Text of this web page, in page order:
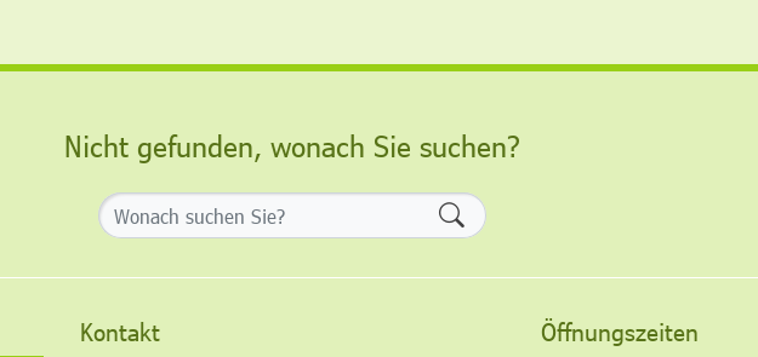
Nicht gefunden, wonach Sie suchen?
Formularschaltfläche
Kontakt Öffnungszeiten